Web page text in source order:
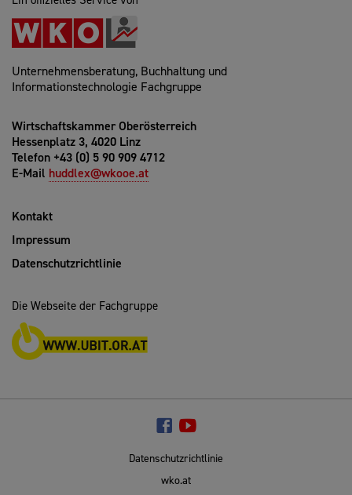
Unternehmensberatung, Buchhaltung und
Informationstechnologie Fachgruppe
Wirtschaftskammer Oberösterreich
Hessenplatz 3, 4020 Linz
Telefon +43 (0) 5 90 909 4712
E-Mail huddlex@wkooe.at
Kontakt
Impressum
Datenschutzrichtlinie
Die Webseite der Fachgruppe
Datenschutzrichtlinie
wko.at